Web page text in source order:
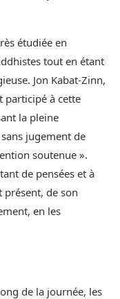
étudiée en
tout en étant
Jon Kabat-Zinn,
participé à cette
la pleine
jugement de
soutenue ».
de pensées et à
présent, de son
en les
de la journée, les